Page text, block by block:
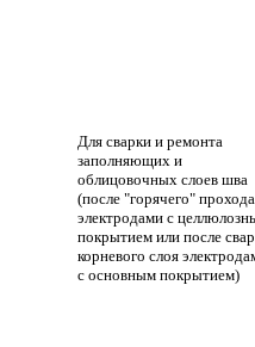
Для сварки и ремонта
заполняющих и
облицовочных слоев шва
(после "горячего" прохода
электродами с
покрытием или после
корневого слоя
с основным покрытием)